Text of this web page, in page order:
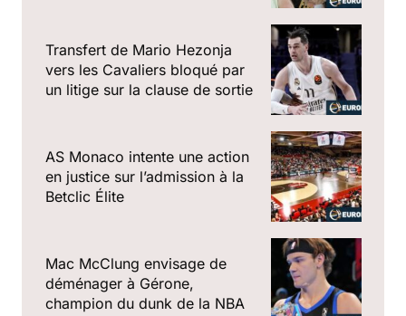
Transfert de Mario Hezonja
vers les Cavaliers bloqué par
un litige sur la clause de sortie
AS Monaco intente une action
en justice sur l’admission à la
Betclic Élite
Mac McClung envisage de
déménager à Gérone,
champion du dunk de la NBA